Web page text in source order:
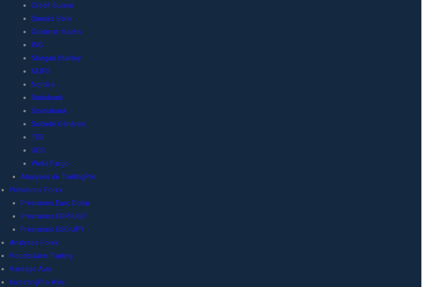
Crédit Suisse
Danske Bank
Goldman Sachs
ING
Morgan Stanley
MUFG
Nordea
Rabobank
Scotiabank
Société Générale
TDS
UOB
Wells Fargo
Analyses de TradingPro
Prévisions Forex
Prévisions Euro Dollar
Prévisions GBP/USD
Prévisions USD/JPY
Analyses Forex
Vocabulaire Trading
Vantage Avis
InvestingPro Avis